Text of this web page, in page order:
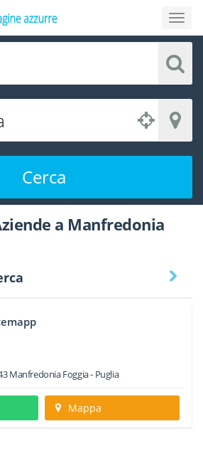
Cerca
a Manfredonia
ManfredoniaFoggia - Puglia
Mappa